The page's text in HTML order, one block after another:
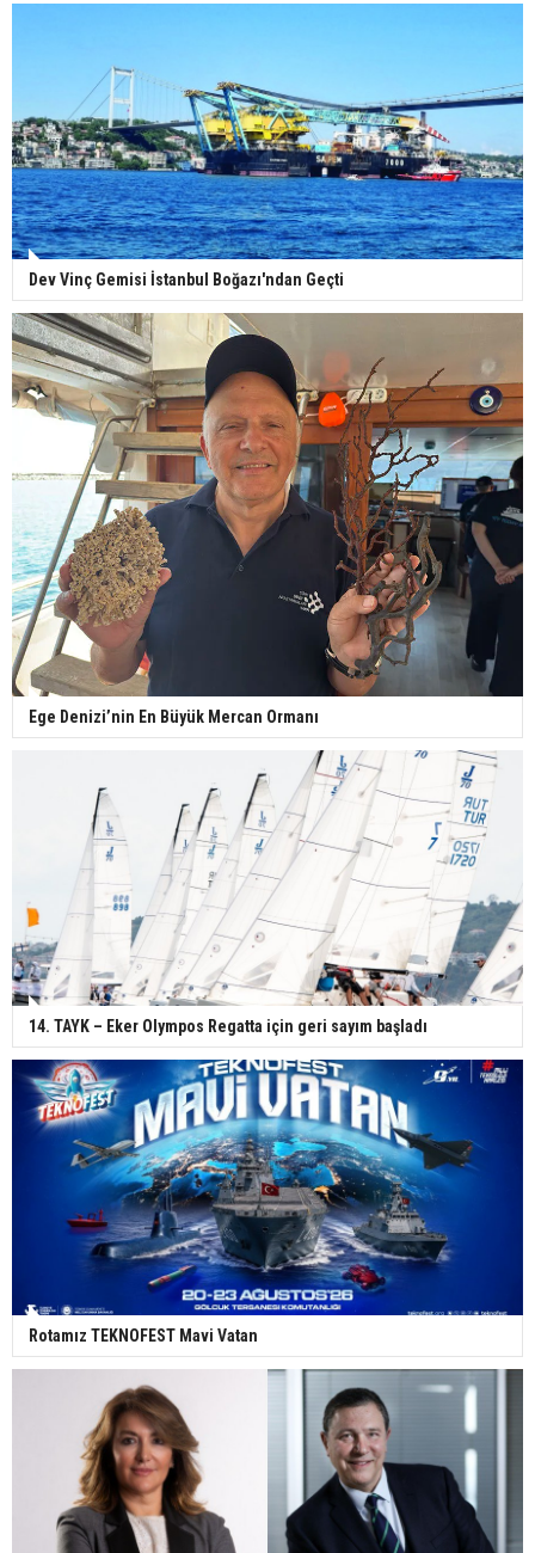
Dev Vinç Gemisi İstanbul Boğazı'ndan Geçti
Ege Denizi’nin En Büyük Mercan Ormanı
14. TAYK – Eker Olympos Regatta için geri sayım başladı
Rotamız TEKNOFEST Mavi Vatan